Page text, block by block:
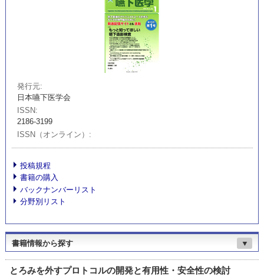
発行元
日本嚥下医学会
ISSN
2186-3199
ISSN（オンライン）
投稿規程
書籍の購入
バックナンバーリスト
分野別リスト
書籍情報から探す ▼
とろみを外すプロトコルの開発と有用性・安全性の検討